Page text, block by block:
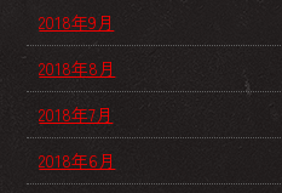
2018年9月
2018年8月
2018年7月
2018年6月